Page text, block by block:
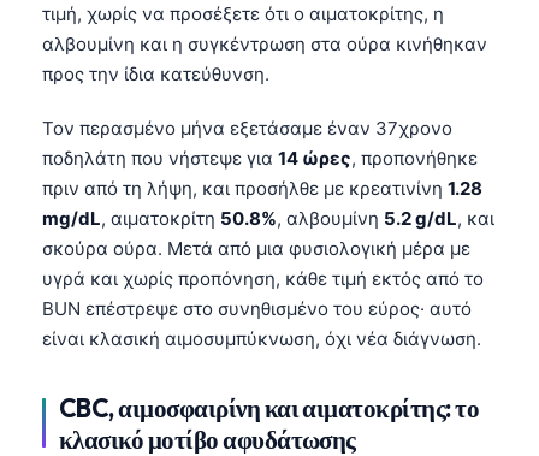
τιμή, χωρίς να προσέξετε ότι ο αιματοκρίτης, η
αλβουμίνη και η συγκέντρωση στα ούρα κινήθηκαν
προς την ίδια κατεύθυνση.
Τον περασμένο μήνα εξετάσαμε έναν 37χρονο
ποδηλάτη που νήστεψε για 14 ώρες, προπονήθηκε
πριν από τη λήψη, και προσήλθε με κρεατινίνη 1.28
mg/dL, αιματοκρίτη 50.8%, αλβουμίνη 5.2 g/dL, και
σκούρα ούρα. Μετά από μια φυσιολογική μέρα με
υγρά και χωρίς προπόνηση, κάθε τιμή εκτός από το
BUN επέστρεψε στο συνηθισμένο του εύρος· αυτό
είναι κλασική αιμοσυμπύκνωση, όχι νέα διάγνωση.
CBC, αιμοσφαιρίνη και αιματοκρίτης: το
κλασικό μοτίβο αφυδάτωσης